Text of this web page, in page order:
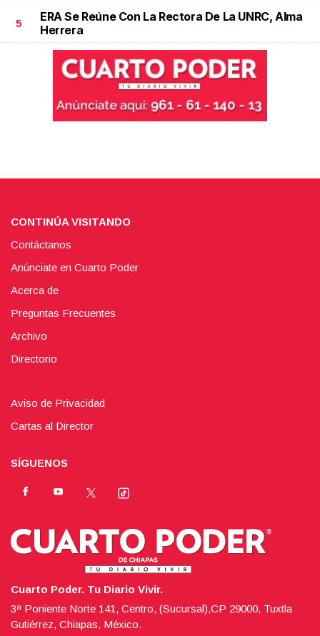
5
ERA Se Reúne Con La Rectora De La UNRC, Alma
Herrera
CONTINÚA VISITANDO
Contáctanos
Anúnciate en Cuarto Poder
Acerca de
Preguntas Frecuentes
Archivo
Directorio
Aviso de Privacidad
Cartas al Director
SÍGUENOS
Cuarto Poder. Tu Diario Vivir.
3ª Poniente Norte 141, Centro, (Sucursal),CP 29000, Tuxtla
Gutiérrez, Chiapas, México.